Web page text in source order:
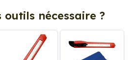
outils nécessaire ?